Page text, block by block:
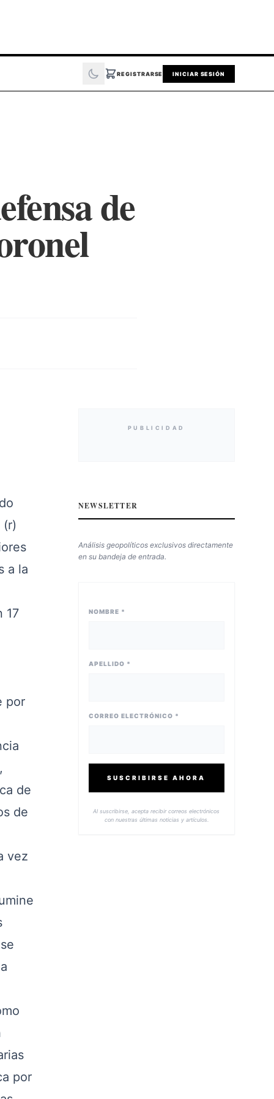
REGISTRARSE INICIAR SESIÓN
de
a la
17
por
de
de
vez
por
PUBLICIDAD
NEWSLETTER
Análisis geopolíticos exclusivos directamente
en su bandeja de entrada.
NOMBRE *
APELLIDO *
CORREO ELECTRÓNICO *
SUSCRIBIRSE AHORA
Al suscribirse, acepta recibir correos electrónicos
con nuestras últimas noticias y artículos.